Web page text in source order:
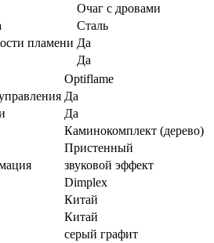
Очаг с дровами
Сталь
пламени Да
Да
Optiflame
Да
Да
Каминокомплект (дерево)
Пристенный
звуковой эффект
Dimplex
Китай
Китай
серый графит